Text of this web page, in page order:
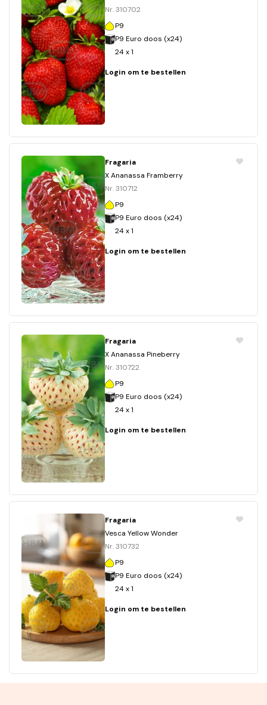
Nr. 310702
P9
P9 Euro doos (x24)
24 x 1
Login om te bestellen
Fragaria
X Ananassa Framberry
Nr. 310712
P9
P9 Euro doos (x24)
24 x 1
Login om te bestellen
Fragaria
X Ananassa Pineberry
Nr. 310722
P9
P9 Euro doos (x24)
24 x 1
Login om te bestellen
Fragaria
Vesca Yellow Wonder
Nr. 310732
P9
P9 Euro doos (x24)
24 x 1
Login om te bestellen